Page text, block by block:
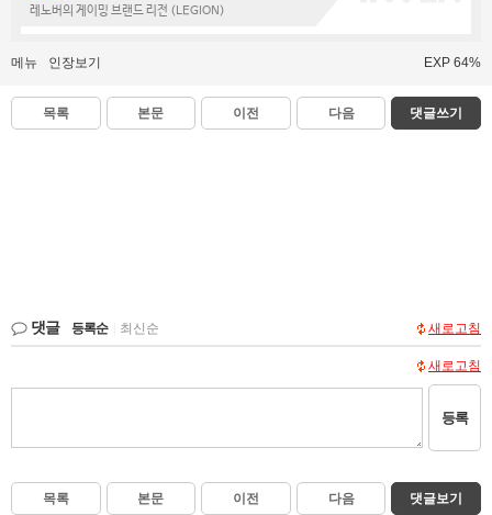
레노버의 게이밍 브랜드 리전 (LEGION)
메뉴 인장보기 EXP 64%
목록 본문 이전 다음 댓글쓰기
댓글 등록순 최신순 새로고침
새로고침
등록
목록 본문 이전 다음 댓글보기